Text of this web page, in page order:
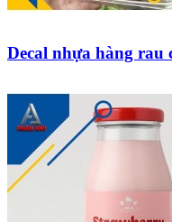
Decal nhựa hàng rau